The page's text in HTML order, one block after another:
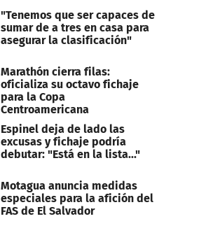
"Tenemos que ser capaces de
sumar de a tres en casa para
asegurar la clasificación"
Marathón cierra filas:
oficializa su octavo fichaje
para la Copa
Centroamericana
Espinel deja de lado las
excusas y fichaje podría
debutar: "Está en la lista..."
Motagua anuncia medidas
especiales para la afición del
FAS de El Salvador